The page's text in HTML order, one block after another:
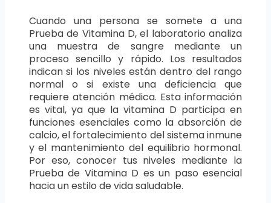
Cuando una persona se somete a una
Prueba de Vitamina D, el laboratorio analiza
una muestra de sangre mediante un
proceso sencillo y rápido. Los resultados
indican si los niveles están dentro del rango
normal o si existe una deficiencia que
requiere atención médica. Esta información
es vital, ya que la vitamina D participa en
funciones esenciales como la absorción de
calcio, el fortalecimiento del sistema inmune
y el mantenimiento del equilibrio hormonal.
Por eso, conocer tus niveles mediante la
Prueba de Vitamina D es un paso esencial
hacia un estilo de vida saludable.